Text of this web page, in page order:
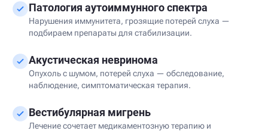
Патология аутоиммунного спектра
Нарушения иммунитета, грозящие потерей слуха —
подбираем препараты для стабилизации.
Акустическая невринома
Опухоль с шумом, потерей слуха — обследование,
наблюдение, симптоматическая терапия.
Вестибулярная мигрень
Лечение сочетает медикаментозную терапию и